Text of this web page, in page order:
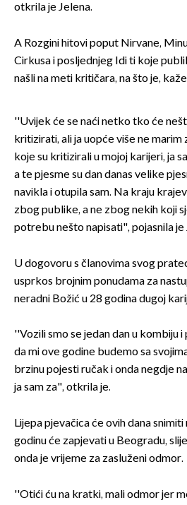
otkrila je Jelena.
A Rozgini hitovi poput Nirvane,
Cirkusa i posljednjeg Idi ti koje
našli na meti kritičara, na što je,
''Uvijek će se naći netko tko će
kritizirati, ali ja uopće više ne
koje su kritizirali u mojoj karijeri, ja
a te pjesme su dan danas velike
navikla i otupila sam. Na kraju
zbog publike, a ne zbog nekih koji
potrebu nešto napisati", pojasnila je
U dogovoru s članovima svog
usprkos brojnim ponudama za
neradni Božić u 28 godina dugoj
''Vozili smo se jedan dan u kombiju i
da mi ove godine budemo sa
brzinu pojesti ručak i onda negdje
ja sam za", otkrila je.
Lijepa pjevačica će ovih dana
godinu će zapjevati u Beogradu,
onda je vrijeme za zasluženi odmor.
''Otići ću na kratki, mali odmor jer